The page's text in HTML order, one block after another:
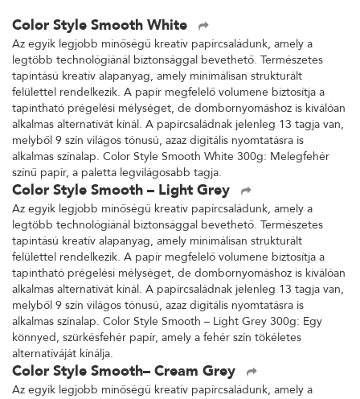
Color Style Smooth White
Az egyik legjobb minőségű kreatív papírcsaládunk, amely a
legtöbb technológiánál biztonsággal bevethető. Természetes
tapintású kreatív alapanyag, amely minimálisan strukturált
felülettel rendelkezik. A papír megfelelő volumene biztosítja a
tapintható prégelési mélységet, de dombornyomáshoz is kiválóan
alkalmas alternatívát kínál. A papírcsaládnak jelenleg 13 tagja van,
melyből 9 szín világos tónusú, azaz digitális nyomtatásra is
alkalmas színalap. Color Style Smooth White 300g: Melegfehér
színű papír, a paletta legvilágosabb tagja.
Color Style Smooth – Light Grey
Az egyik legjobb minőségű kreatív papírcsaládunk, amely a
legtöbb technológiánál biztonsággal bevethető. Természetes
tapintású kreatív alapanyag, amely minimálisan strukturált
felülettel rendelkezik. A papír megfelelő volumene biztosítja a
tapintható prégelési mélységet, de dombornyomáshoz is kiválóan
alkalmas alternatívát kínál. A papírcsaládnak jelenleg 13 tagja van,
melyből 9 szín világos tónusú, azaz digitális nyomtatásra is
alkalmas színalap. Color Style Smooth – Light Grey 300g: Egy
könnyed, szürkésfehér papír, amely a fehér szín tökéletes
alternatíváját kínálja.
Color Style Smooth– Cream Grey
Az egyik legjobb minőségű kreatív papírcsaládunk, amely a